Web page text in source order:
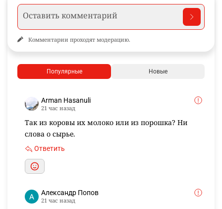
Комментарии проходят модерацию.
Популярные Новые
Arman Hasanuli
21 час назад
Так из коровы их молоко или из порошка? Ни
слова о сырье.
Ответить
Александр Попов
21 час назад